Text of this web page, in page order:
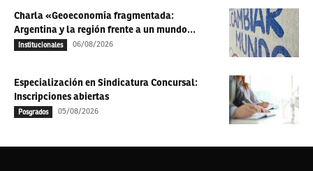
Charla «Geoeconomía fragmentada:
Argentina y la región frente a un mundo...
Institucionales 06/08/2026
Especialización en Sindicatura Concursal:
Inscripciones abiertas
Posgrados 05/08/2026